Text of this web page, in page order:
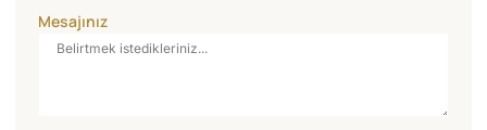
Mesajınız